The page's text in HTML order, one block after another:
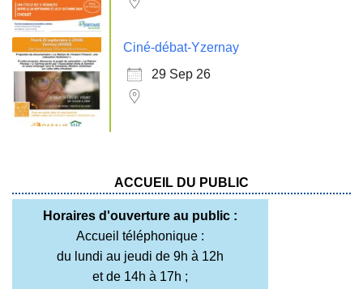
Ciné-débat-Yzernay
29 Sep 26
ACCUEIL DU PUBLIC
Horaires d'ouverture au public :
Accueil téléphonique :
du lundi au jeudi de 9h à 12h
et de 14h à 17h ;